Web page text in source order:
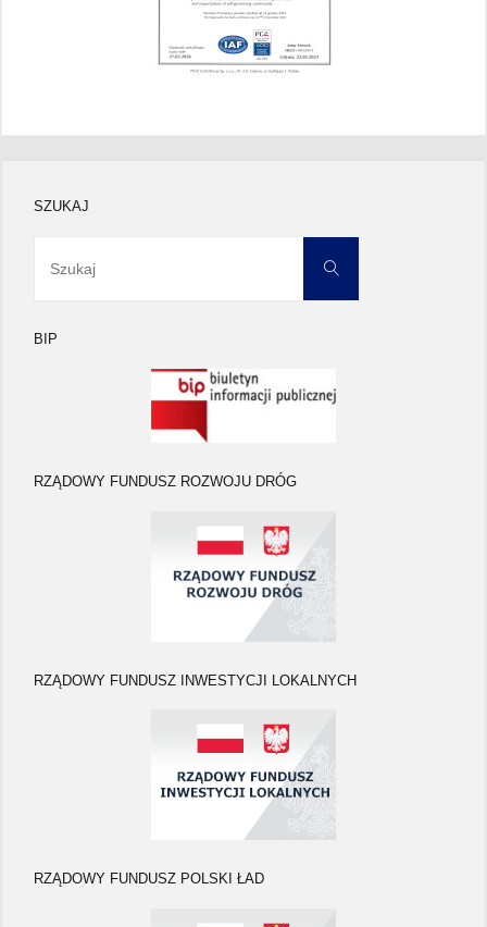
SZUKAJ
Szukaj
BIP
RZĄDOWY FUNDUSZ ROZWOJU DRÓG
RZĄDOWY FUNDUSZ INWESTYCJI LOKALNYCH
RZĄDOWY FUNDUSZ POLSKI ŁAD